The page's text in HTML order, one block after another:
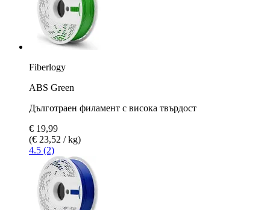
Fiberlogy
ABS Green
Дълготраен филамент с висока твърдост
€ 19,99
(€ 23,52 / kg)
4.5 (2)